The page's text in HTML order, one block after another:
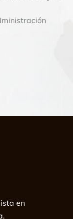
en